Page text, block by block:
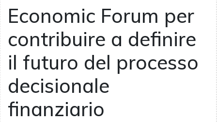
Economic Forum per
contribuire a definire
il futuro del processo
decisionale
finanziario